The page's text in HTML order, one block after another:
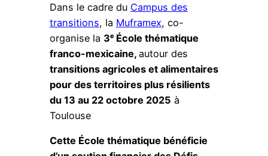
Dans le cadre du Campus des
transitions, la Muframex, co-
organise la 3ᵉ École thématique
franco-mexicaine, autour des
transitions agricoles et alimentaires
pour des territoires plus résilients
du 13 au 22 octobre 2025 à
Toulouse
Cette École thématique bénéficie